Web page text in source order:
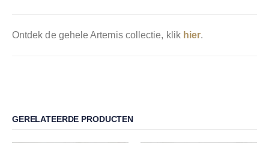
Ontdek de gehele Artemis collectie, klik hier.
GERELATEERDE PRODUCTEN